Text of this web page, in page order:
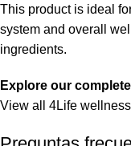
This product is ideal
system and overall
ingredients.
Explore our
View all 4Life